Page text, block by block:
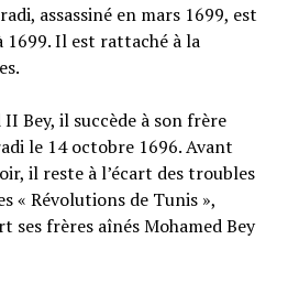
assassiné en mars 1699, est
1699. Il est rattaché à la
Bey, il succède à son frère
le 14 octobre 1696. Avant
il reste à l’écart des troubles
« Révolutions de Tunis »,
ses frères aînés Mohamed Bey